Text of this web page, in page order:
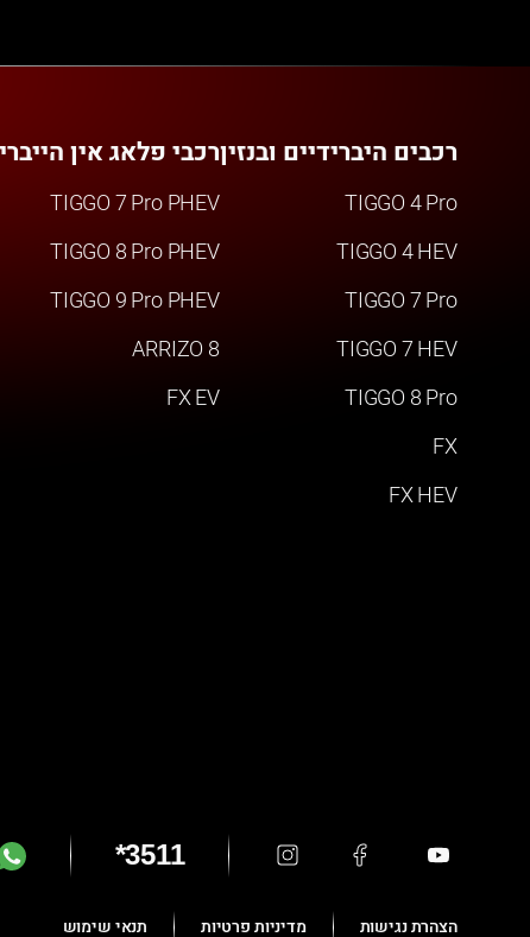
רכבים היברידיים ובנזין
TIGGO 4 Pro
TIGGO 4 HEV
TIGGO 7 Pro
TIGGO 7 HEV
TIGGO 8 Pro
FX
FX HEV
רכבי פלאג אין
TIGGO 7 Pro PHEV
TIGGO 8 Pro PHEV
TIGGO 9 Pro PHEV
ARRIZO 8
FX EV
*3511
תנאי שימוש מדיניות פרטיות הצהרת נגישות